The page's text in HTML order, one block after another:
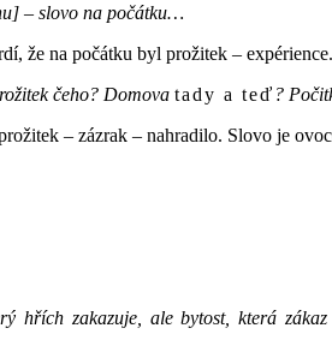
– slovo na počátku…
že na počátku byl prožitek – expérience.
čeho? Domova tady a teď ?
– zázrak – nahradilo. Slovo je
hřích zakazuje, ale bytost, která